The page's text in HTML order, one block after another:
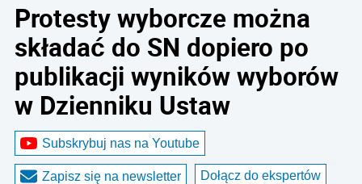
Protesty wyborcze można
składać do SN dopiero po
publikacji wyników wyborów
w Dzienniku Ustaw
Subskrybuj nas na Youtube
Zapisz się na newsletter Dołącz do ekspertów